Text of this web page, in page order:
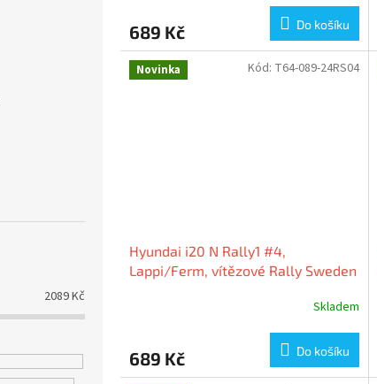
2089Kč
689 Kč Do košíku
Novinka
Hyundai i20 N Rally1 #4,
Lappi/Ferm, vítězové Rally Sweden
Skladem
689 Kč Do košíku
Kód: T64-089-24RS04